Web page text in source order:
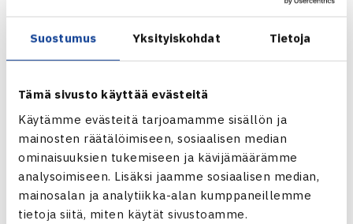
Suostumus Yksityiskohdat Tietoja
Tämä sivusto käyttää evästeitä
Käytämme evästeitä tarjoamamme sisällön ja
mainosten räätälöimiseen, sosiaalisen median
ominaisuuksien tukemiseen ja kävijämäärämme
analysoimiseen. Lisäksi jaamme sosiaalisen median,
mainosalan ja analytiikka-alan kumppaneillemme
tietoja siitä, miten käytät sivustoamme.
ATP Challenger -turnaus, Talissa 10.-16.11., jossa hän
Turnaus verkossa
Jarkko Niemisen verkkosivut
IPP Openin verkkosivut